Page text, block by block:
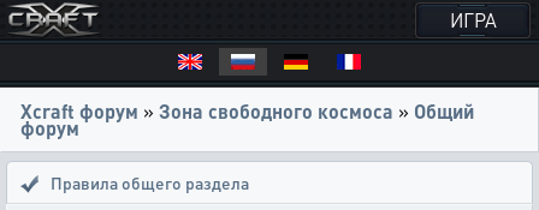
ИГРА
Xcraft форум » Зона свободного космоса » Общий
форум
Правила общего раздела